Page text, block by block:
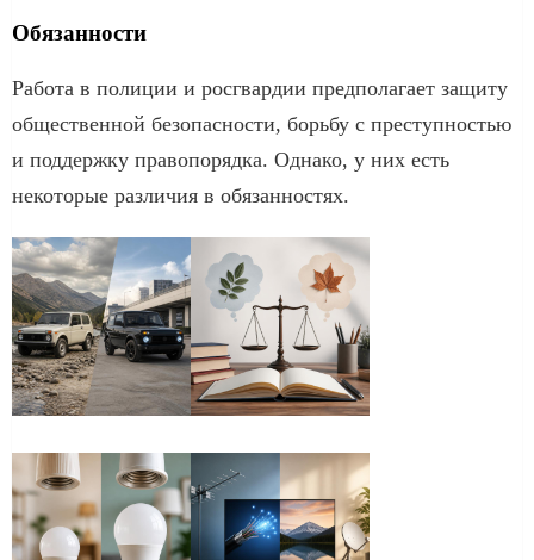
Обязанности
Работа в полиции и росгвардии предполагает защиту
общественной безопасности, борьбу с преступностью
и поддержку правопорядка. Однако, у них есть
некоторые различия в обязанностях.